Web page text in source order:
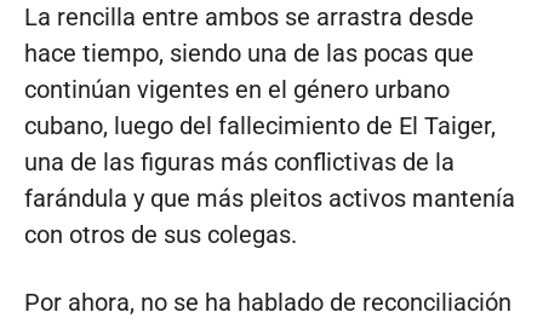
La rencilla entre ambos se arrastra desde
hace tiempo, siendo una de las pocas que
continúan vigentes en el género urbano
cubano, luego del fallecimiento de El Taiger,
una de las figuras más conflictivas de la
farándula y que más pleitos activos mantenía
con otros de sus colegas.
Por ahora, no se ha hablado de reconciliación